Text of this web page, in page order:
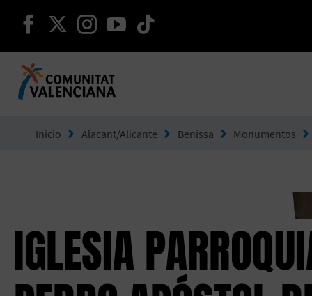
seguir en facebook
seguir en twitter
seguir en instagram
seguir en youtube
Inicio Alacant/Alicante Benissa Monumentos
IGLESIA